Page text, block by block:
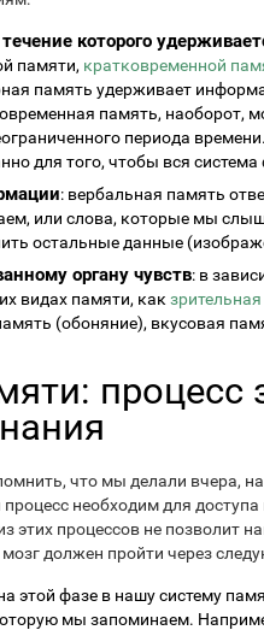
которого
памяти, кратковременной
память удерживает
память, наоборот,
периода
для того, чтобы вся
: вербальная память
или слова, которые мы
остальные данные
органу чувств: в
видах памяти, как
(обоняние), вкусовая
процесс
что мы делали вчера,
необходим для
этих процессов не позволит
должен пройти через
этой фазе в нашу систему
мы запоминаем.